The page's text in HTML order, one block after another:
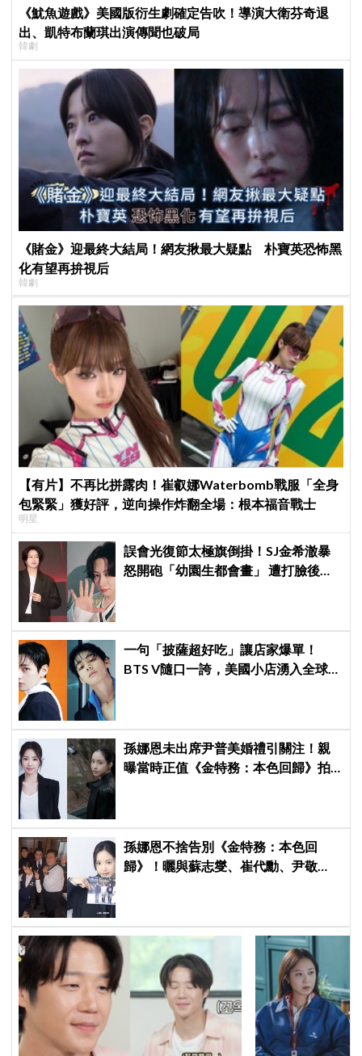
《魷魚遊戲》美國版衍生劇確定告吹！導演大衛芬奇退
出、凱特布蘭琪出演傳聞也破局
韓劇
《賭金》迎最終大結局！網友揪最大疑點 朴寶英恐怖黑
化有望再拚視后
韓劇
【有片】不再比拼露肉！崔叡娜Waterbomb戰服「全身
包緊緊」獲好評，逆向操作炸翻全場：根本福音戰士
明星
誤會光復節太極旗倒掛！SJ金希澈暴
怒開砲「幼園生都會畫」 遭打臉後火
一句「披薩超好吃」讓店家爆單！
BTS V隨口一誇，美國小店湧入全球
孫娜恩未出席尹普美婚禮引關注！親
曝當時正值《金特務：本色回歸》拍
孫娜恩不捨告別《金特務：本色回
歸》！曬與蘇志燮、崔代勳、尹敬